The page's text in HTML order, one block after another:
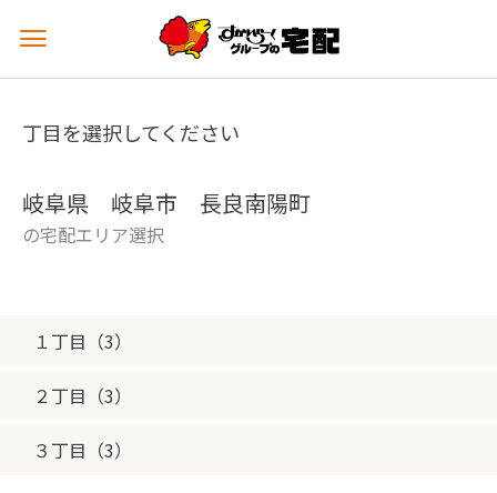
メ
ュ
を
丁目を選択してください
岐阜県 岐阜市 長良南陽町
の宅配エリア選択
１丁目（3）
２丁目（3）
３丁目（3）